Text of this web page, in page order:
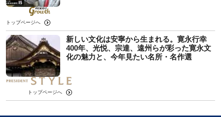
トップページへ
新しい文化は安寧から生まれる。寛永行幸
400年、光悦、宗達、遠州らが彩った寛永文
化の魅力と、今年見たい名所・名作選
トップページへ